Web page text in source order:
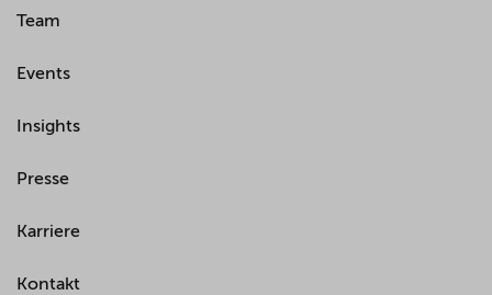
Team
Events
Insights
Presse
Karriere
Kontakt